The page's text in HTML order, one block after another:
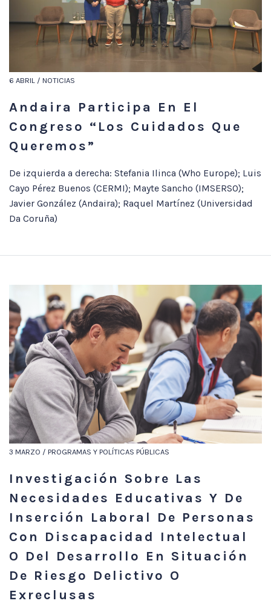
6 ABRIL / NOTICIAS
Andaira Participa En El
Congreso “Los Cuidados Que
Queremos”
De izquierda a derecha: Stefania Ilinca (Who Europe); Luis
Cayo Pérez Buenos (CERMI); Mayte Sancho (IMSERSO);
Javier González (Andaira); Raquel Martínez (Universidad
Da Coruña)
3 MARZO / PROGRAMAS Y POLÍTICAS PÚBLICAS
Investigación Sobre Las
Necesidades Educativas Y De
Inserción Laboral De Personas
Con Discapacidad Intelectual
O Del Desarrollo En Situación
De Riesgo Delictivo O
Exreclusas